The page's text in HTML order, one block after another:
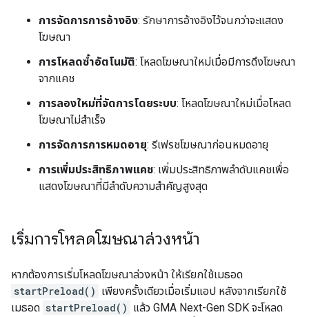
การจัดการการอ้างอิง: รักษาการอ้างอิงไว้จนกว่าจะแสดง
โฆษณา
การโหลดซ้ำอัตโนมัติ: โหลดโฆษณาใหม่เมื่อมีการดึงโฆษณา
จากแคช
การลองใหม่ที่จัดการโดยระบบ: โหลดโฆษณาใหม่เมื่อโหลด
โฆษณาไม่สำเร็จ
การจัดการการหมดอายุ: รีเฟรชโฆษณาก่อนหมดอายุ
การเพิ่มประสิทธิภาพแคช: เพิ่มประสิทธิภาพลำดับแคชเพื่อ
แสดงโฆษณาที่มีลำดับความสำคัญสูงสุด
เริ่มการโหลดโฆษณาล่วงหน้า
หากต้องการเริ่มโหลดโฆษณาล่วงหน้า ให้เรียกใช้เมธอด
startPreload() เพียงครั้งเดียวเมื่อเริ่มแอป หลังจากเรียกใช้
เมธอด startPreload() แล้ว GMA Next-Gen SDK จะโหลด